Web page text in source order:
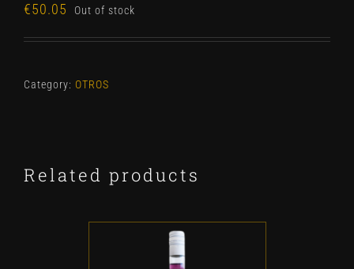
€50.05 Out of stock
Category: OTROS
Related products